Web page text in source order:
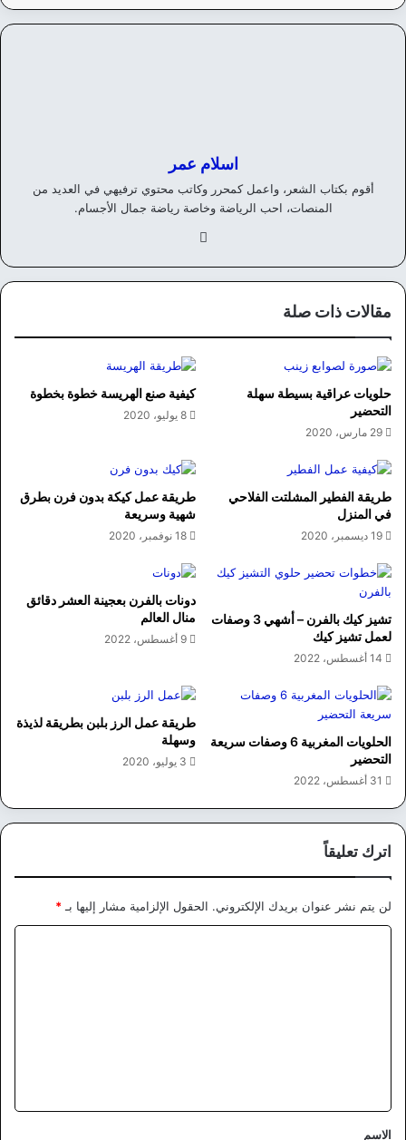
اسلام عمر
أقوم بكتاب الشعر، واعمل كمحرر وكاتب محتوي ترفيهي في العديد من
المنصات، احب الرياضة وخاصة رياضة جمال الأجسام.
وك
مقالات ذات صلة
حلويات عراقية بسيطة سهلة
التحضير
29 مارس، 2020
كيفية صنع الهريسة خطوة بخطوة
8 يوليو، 2020
طريقة الفطير المشلتت الفلاحي
في المنزل
19 ديسمبر، 2020
طريقة عمل كيكة بدون فرن بطرق
شهية وسريعة
18 نوفمبر، 2020
تشيز كيك بالفرن – أشهي 3 وصفات
لعمل تشيز كيك
14 أغسطس، 2022
دونات بالفرن بعجينة العشر دقائق
منال العالم
9 أغسطس، 2022
الحلويات المغربية 6 وصفات سريعة
التحضير
31 أغسطس، 2022
طريقة عمل الرز بلبن بطريقة لذيذة
وسهلة
3 يوليو، 2020
اترك تعليقاً
لن يتم نشر عنوان بريدك الإلكتروني. الحقول الإلزامية مشار إليها بـ *
*
الاسم